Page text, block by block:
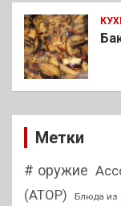
Метки
# оружие
(АТОР)
Блюда из